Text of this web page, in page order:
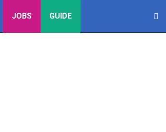
JOBS GUIDE